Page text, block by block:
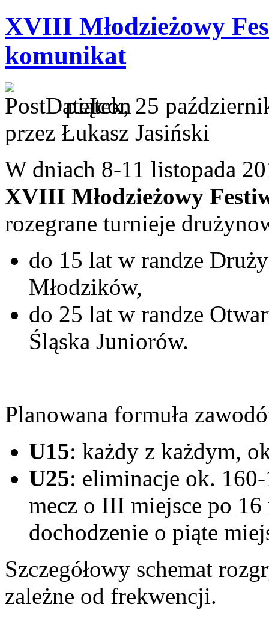
XVIII Młodzieżowy
komunikat
piątek, 25
przez Łukasz Jasiński
W dniach 8-11 listopada
XVIII Młodzieżowy
rozegrane turnieje
do 15 lat w randze
Młodzików,
do 25 lat w randze
Śląska Juniorów.
Planowana formuła
U15: każdy z każdym,
U25: eliminacje ok. 160-
mecz o III miejsce po
dochodzenie o piąte
Szczegółowy schemat
zależne od frekwencji.